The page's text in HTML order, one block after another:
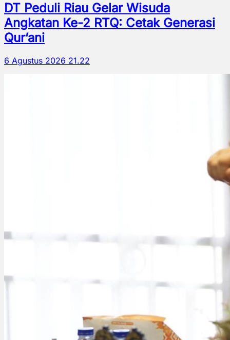
DT Peduli Riau Gelar Wisuda
Angkatan Ke-2 RTQ: Cetak Generasi
Qur’ani
6 Agustus 2026 21.22